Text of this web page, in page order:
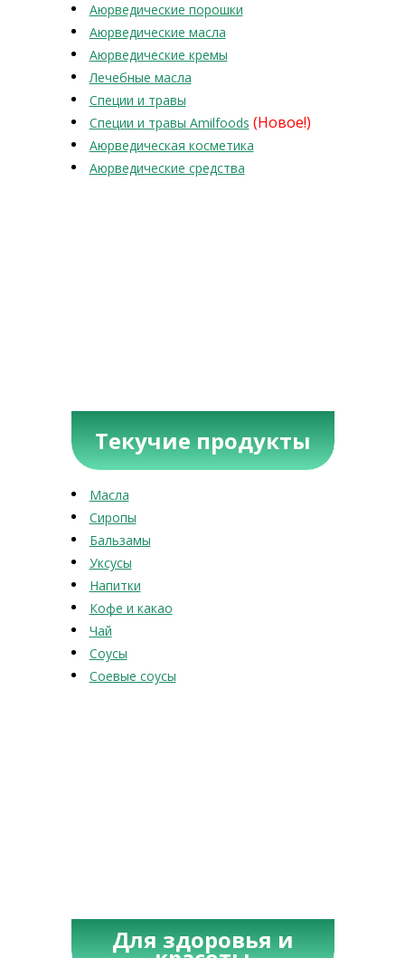
Аюрведические порошки
Аюрведические масла
Аюрведические кремы
Лечебные масла
Специи и травы
Специи и травы Amilfoods (Новое!)
Аюрведическая косметика
Аюрведические средства
Текучие продукты
Масла
Сиропы
Бальзамы
Уксусы
Напитки
Кофе и какао
Чай
Соусы
Соевые соусы
Для здоровья и